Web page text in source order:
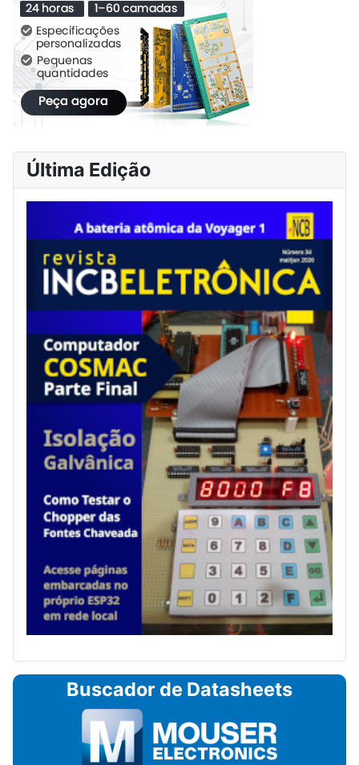
Última Edição
Buscador de Datasheets